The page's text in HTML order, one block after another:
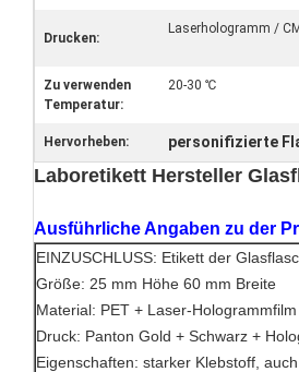
Drucken:
Laserhologramm /
Zu verwenden
Temperatur:
20-30 ℃
Hervorheben: personifizierte
Laboretikett Hersteller
Ausführliche Angaben zu der
EINZUSCHLUSS: Etikett der
Größe: 25 mm Höhe 60 mm Breite
Material: PET + Laser-
Druck: Panton Gold + Schwarz +
Eigenschaften: starker Klebstoff,